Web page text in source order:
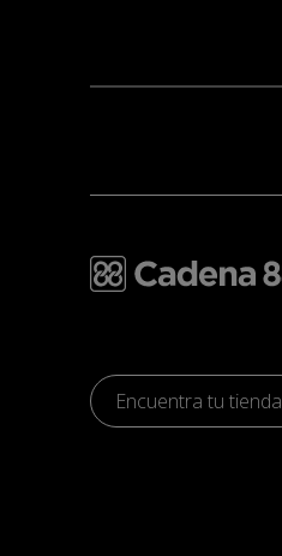
Encuentra tu tienda